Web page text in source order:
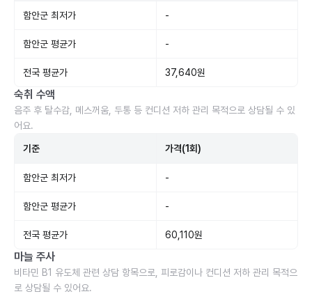
함안군 최저가 -
함안군 평균가 -
전국 평균가 37,640원
숙취 수액
음주 후 탈수감, 메스꺼움, 두통 등 컨디션 저하 관리 목적으로 상담될 수 있
어요.
기준 가격(1회)
함안군 최저가 -
함안군 평균가 -
전국 평균가 60,110원
마늘 주사
비타민 B1 유도체 관련 상담 항목으로, 피로감이나 컨디션 저하 관리 목적으
로 상담될 수 있어요.